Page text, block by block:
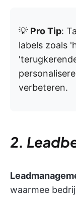
💡 Pro Tip:
labels zoals
verbeteren.
2.
waarmee